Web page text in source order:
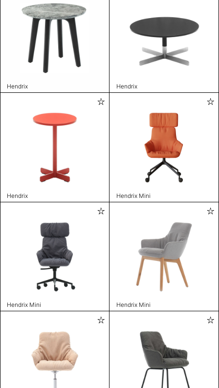
Hendrix Hendrix
Hendrix Hendrix Mini
Hendrix Mini Hendrix Mini